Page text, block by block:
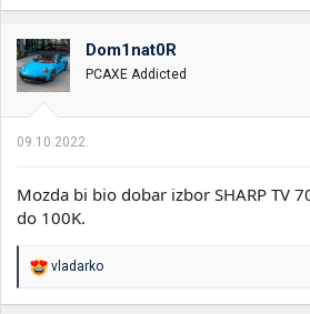
Dom1nat0R
PCAXE Addicted
09.10.2022.
Mozda bi bio dobar izbor SHARP TV
do 100K.
R
a
vladarko